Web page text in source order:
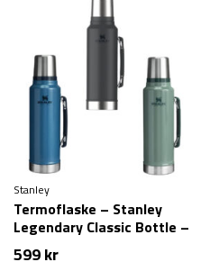
Stanley
Termoflaske – Stanley
Legendary Classic Bottle –
1.4L
599kr